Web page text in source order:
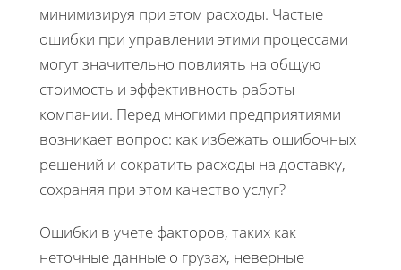
минимизируя при этом расходы. Частые
ошибки при управлении этими процессами
могут значительно повлиять на общую
стоимость и эффективность работы
компании. Перед многими предприятиями
возникает вопрос: как избежать ошибочных
решений и сократить расходы на доставку,
сохраняя при этом качество услуг?
Ошибки в учете факторов, таких как
неточные данные о грузах, неверные